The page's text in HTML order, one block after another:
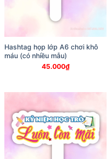
Hashtag họp lớp A6 chơi khô
máu (có nhiều mẫu)
45.000₫